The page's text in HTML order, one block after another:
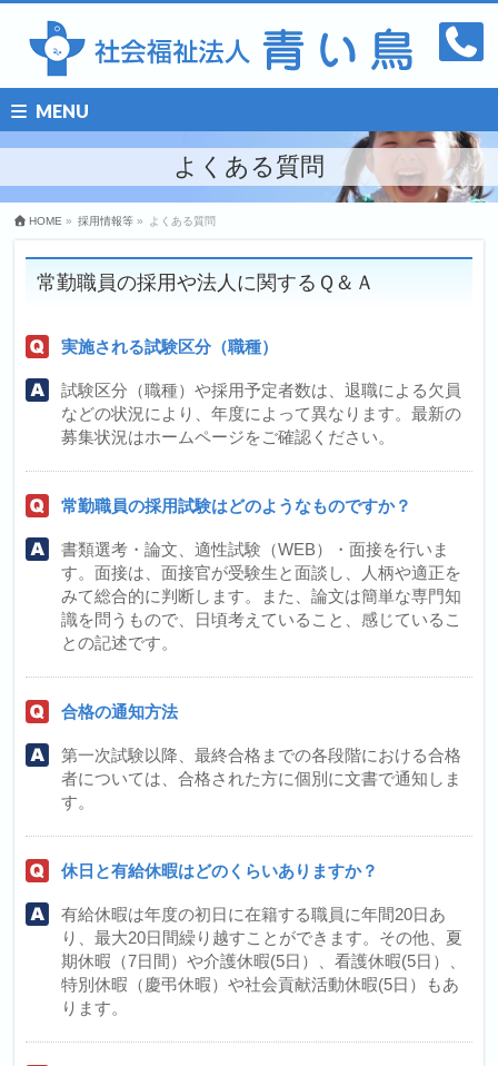
MENU
よくある質問
HOME » 採用情報等 » よくある質問
常勤職員の採用や法人に関するＱ＆Ａ
実施される試験区分（職種）
試験区分（職種）や採用予定者数は、退職による欠員
などの状況により、年度によって異なります。最新の
募集状況はホームページをご確認ください。
常勤職員の採用試験はどのようなものですか？
書類選考・論文、適性試験（WEB）・面接を行いま
す。面接は、面接官が受験生と面談し、人柄や適正を
みて総合的に判断します。また、論文は簡単な専門知
識を問うもので、日頃考えていること、感じているこ
との記述です。
合格の通知方法
第一次試験以降、最終合格までの各段階における合格
者については、合格された方に個別に文書で通知しま
す。
休日と有給休暇はどのくらいありますか？
有給休暇は年度の初日に在籍する職員に年間20日あ
り、最大20日間繰り越すことができます。その他、夏
期休暇（7日間）や介護休暇(5日）、看護休暇(5日）、
特別休暇（慶弔休暇）や社会貢献活動休暇(5日）もあ
ります。